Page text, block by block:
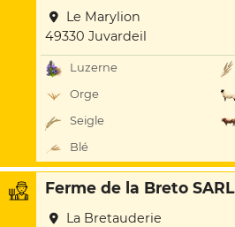
Le Marylion
49330 Juvardeil
Luzerne
Orge
Seigle
Blé
Ferme de la Breto SARL
La Bretauderie